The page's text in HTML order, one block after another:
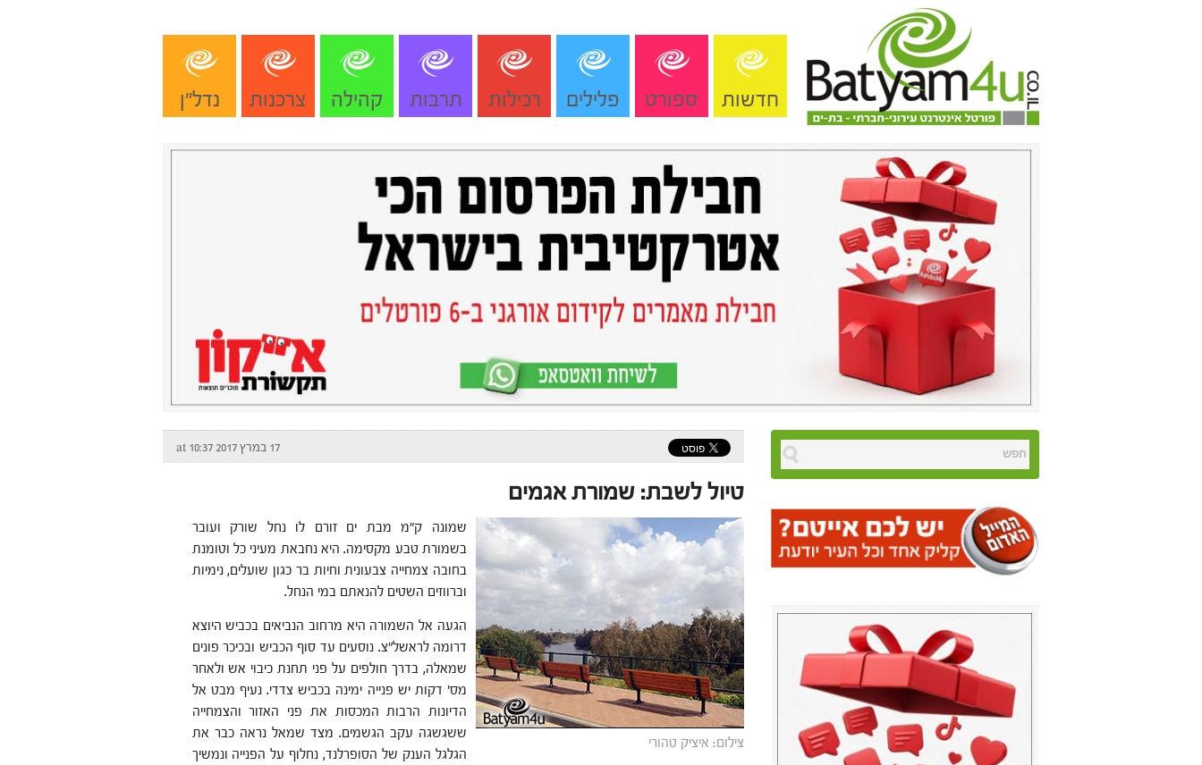
חדשות ספורט פלילים רכילות תרבות קהילה צרכנות נדל"ן
17 במרץ 2017 at 10:37
טיול לשבת: שמורת אגמים
צילום: איציק טהורי
שמונה ק"מ מבת ים זורם לו נחל שורק ועובר
בשמורת טבע מקסימה. היא נחבאת מעיני כל וטומנת
בחובה צמחייה צבעונית וחיות בר כגון שועלים, נימיות
וברווזים השטים להנאתם במי הנחל.
הגעה אל השמורה היא מרחוב הנביאים בכביש היוצא
דרומה לראשל"צ. נוסעים עד סוף הכביש ובכיכר פונים
שמאלה, בדרך חולפים על פני תחנת כיבוי אש ולאחר
מס' דקות יש פנייה ימינה בכביש צדדי. נעיף מבט אל
הדיונות הרבות המכסות את פני האזור והצמחייה
ששגשגה עקב הגשמים. מצד שמאל נראה כבר את
הגלגל הענק של הסופרלנד, נחלוף על הפנייה ונמשיך